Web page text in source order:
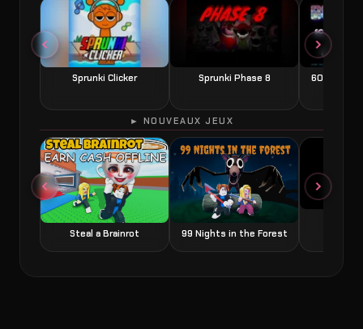
Sprunki Clicker Sprunki Phase 8 60
► NOUVEAUX JEUX
Steal a Brainrot 99 Nights in the Forest